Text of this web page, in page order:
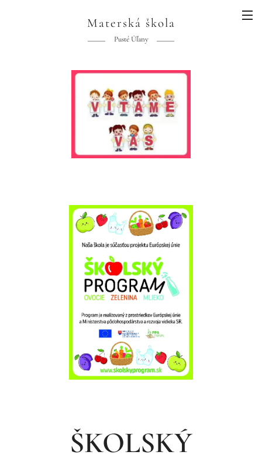
Materská škola
Pusté Úľany
ŠKOLSKÝ